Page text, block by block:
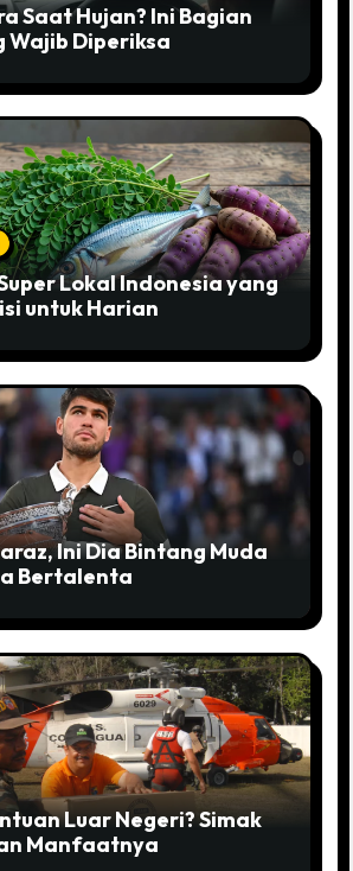
Saat Hujan? Ini Bagian
Wajib Diperiksa
Lokal Indonesia yang
untuk Harian
Ini Dia Bintang Muda
Bertalenta
Luar Negeri? Simak
Manfaatnya